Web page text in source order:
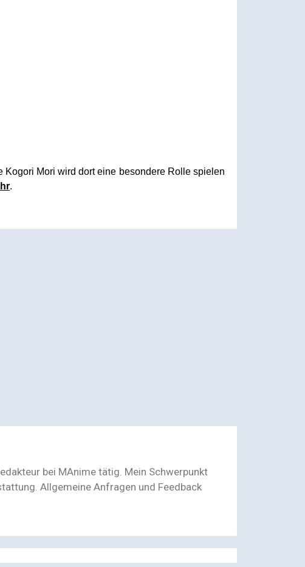
Kogori Mori wird dort eine besondere Rolle spielen
.
bei MAnime tätig. Mein Schwerpunkt
Allgemeine Anfragen und Feedback